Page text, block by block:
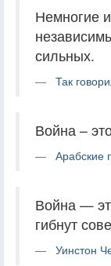
Немногие
сильных.
Так
Война –
Арабские
Война —
гибнут
Уинстон